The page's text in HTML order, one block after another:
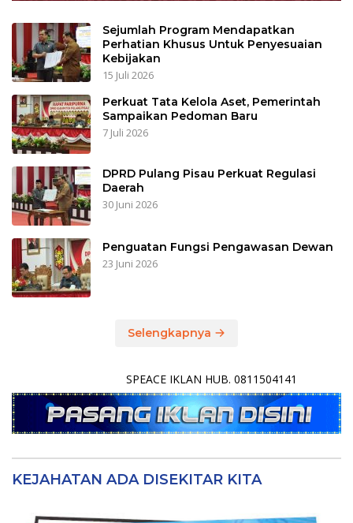
Sejumlah Program Mendapatkan
Perhatian Khusus Untuk Penyesuaian
Kebijakan
15 Juli 2026
Perkuat Tata Kelola Aset, Pemerintah
Sampaikan Pedoman Baru
7 Juli 2026
DPRD Pulang Pisau Perkuat Regulasi
Daerah
30 Juni 2026
Penguatan Fungsi Pengawasan Dewan
23 Juni 2026
Selengkapnya
SPEACE IKLAN HUB. 0811504141
KEJAHATAN ADA DISEKITAR KITA